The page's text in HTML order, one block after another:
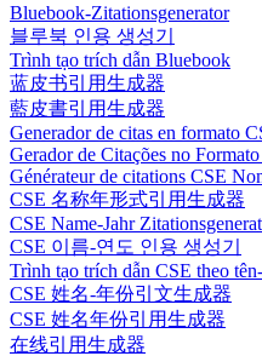
Bluebook-Zitationsgenerator
블루북 인용 생성기
Trình tạo trích dẫn Bluebook
蓝皮书引用生成器
藍皮書引用生成器
Generador de citas en formato
Gerador de Citações no
Générateur de citations CSE
CSE 名称年形式引用生成器
CSE Name-Jahr
CSE 이름-연도 인용 생성기
Trình tạo trích dẫn CSE theo
CSE 姓名-年份引文生成器
CSE 姓名年份引用生成器
在线引用生成器